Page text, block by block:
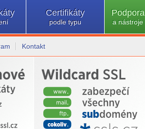
Certifikáty
podle typu
Podpora
a nástroje
Kontakt